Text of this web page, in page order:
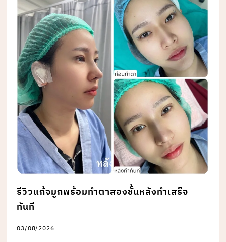
รีวิวแก้จมูกพร้อมทำตาสองชั้นหลังทำเสร็จ
ทันที
03/08/2026